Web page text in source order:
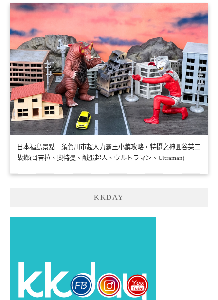
日本福島景點｜須賀川市超人力霸王小鎮攻略，特攝之神圓谷英二
故鄉(哥吉拉、奧特曼、鹹蛋超人、ウルトラマン、Ultraman)
KKDAY